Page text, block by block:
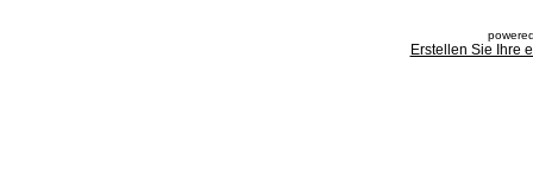
Erstellen Sie Ihre